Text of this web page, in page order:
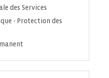
des Services
- Protection des